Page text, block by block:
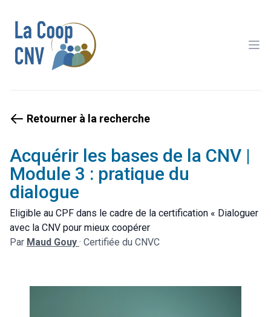
Retourner à la recherche
Acquérir les bases de la CNV |
Module 3 : pratique du
dialogue
Eligible au CPF dans le cadre de la certification « Dialoguer
avec la CNV pour mieux coopérer
Par Maud Gouy · Certifiée du CNVC